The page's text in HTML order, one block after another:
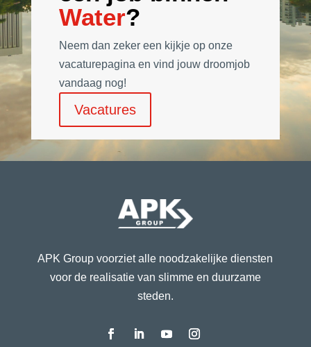
Water?
Neem dan zeker een kijkje op onze
vacaturepagina en vind jouw droomjob
vandaag nog!
Vacatures
APK Group voorziet alle noodzakelijke diensten
voor de realisatie van slimme en duurzame
steden.